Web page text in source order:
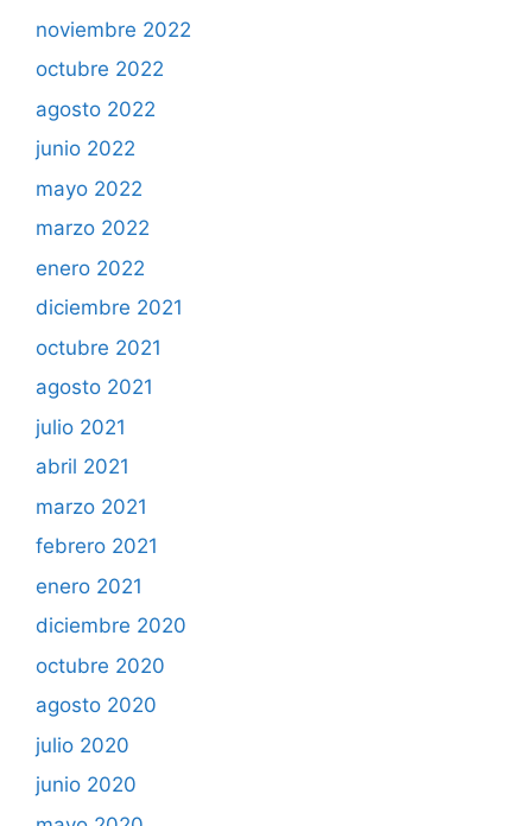
noviembre 2022
octubre 2022
agosto 2022
junio 2022
mayo 2022
marzo 2022
enero 2022
diciembre 2021
octubre 2021
agosto 2021
julio 2021
abril 2021
marzo 2021
febrero 2021
enero 2021
diciembre 2020
octubre 2020
agosto 2020
julio 2020
junio 2020